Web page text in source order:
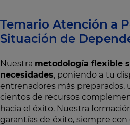
Temario Atención a
Situación de
Nuestra metodología flexible
necesidades, poniendo a tu
entrenadores más preparados,
cientos de recursos
hacia el éxito. Nuestra
garantías de éxito, siempre